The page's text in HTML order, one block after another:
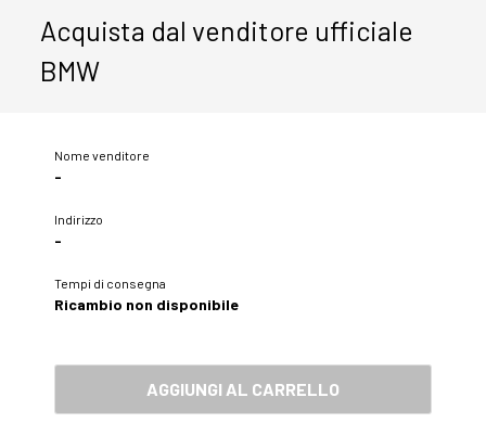
Acquista dal venditore ufficiale
BMW
Nome venditore
-
Indirizzo
-
Tempi di consegna
Ricambio non disponibile
AGGIUNGI AL CARRELLO